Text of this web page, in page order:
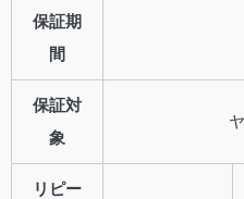
保証期
間
保証対
象
リピー